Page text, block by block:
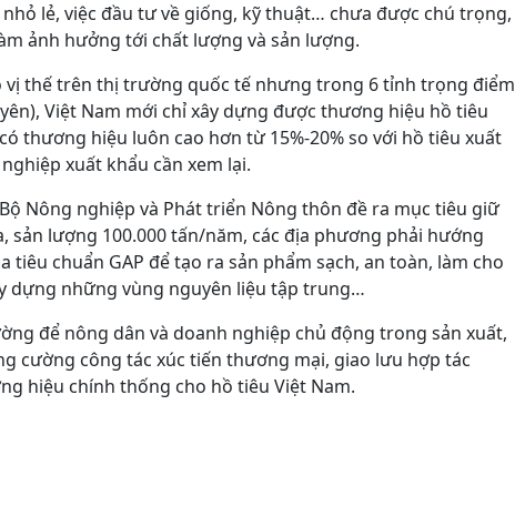
lẻ, việc đầu tư về giống, kỹ thuật… chưa được chú trọng,
ảnh hưởng tới chất lượng và sản lượng.
vị thế trên thị trường quốc tế nhưng trong 6 tỉnh trọng điểm
Việt Nam mới chỉ xây dựng được thương hiệu hồ tiêu
thương hiệu luôn cao hơn từ 15%-20% so với hồ tiêu xuất
xuất khẩu cần xem lại.
Nông nghiệp và Phát triển Nông thôn đề ra mục tiêu giữ
sản lượng 100.000 tấn/năm, các địa phương phải hướng
chuẩn GAP để tạo ra sản phẩm sạch, an toàn, làm cho
dựng những vùng nguyên liệu tập trung…
để nông dân và doanh nghiệp chủ động trong sản xuất,
cường công tác xúc tiến thương mại, giao lưu hợp tác
hiệu chính thống cho hồ tiêu Việt Nam.